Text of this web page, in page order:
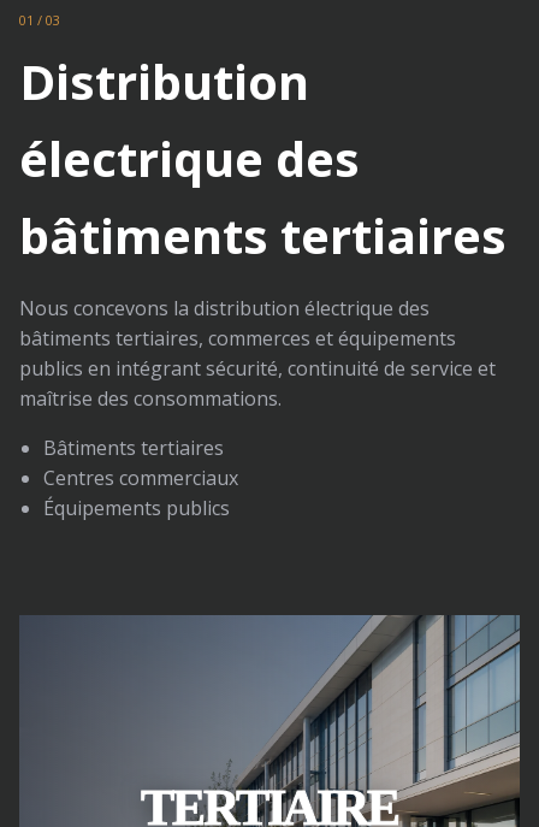
01 / 03
Distribution
électrique des
bâtiments tertiaires
Nous concevons la distribution électrique des
bâtiments tertiaires, commerces et équipements
publics en intégrant sécurité, continuité de service et
maîtrise des consommations.
Bâtiments tertiaires
Centres commerciaux
Équipements publics
TERTIAIRE